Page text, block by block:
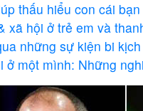
thấu hiểu con cái bạn
xã hội ở trẻ em và
những sự kiện bi kịch
ở một mình: Những